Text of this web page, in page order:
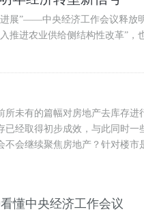
展”——中央经济工作会议释放
推进农业供给侧结构性改革”，
所未有的篇幅对房地产去库存进
已经取得初步成效，与此同时一
不会继续聚焦房地产？针对楼市
懂中央经济工作会议